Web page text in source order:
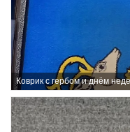
Коврик с гербом и днём